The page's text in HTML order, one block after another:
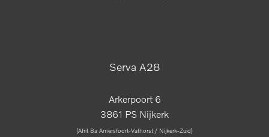
Serva A28
Arkerpoort 6
3861 PS Nijkerk
(Afrit 8a Amersfoort-Vathorst / Nijkerk-Zuid)